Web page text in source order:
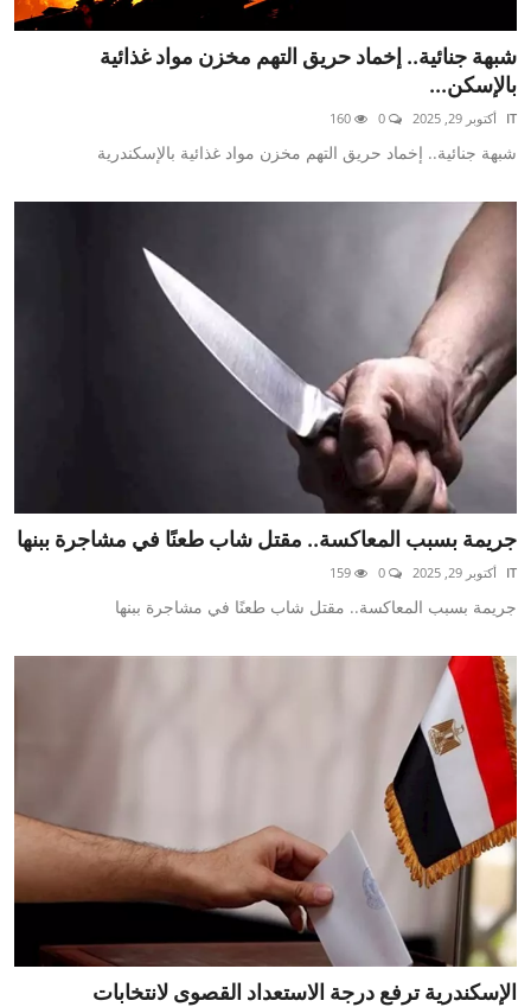
شبهة جنائية.. إخماد حريق التهم مخزن مواد غذائية
بالإسكن...
IT أكتوبر 29, 2025
شبهة جنائية.. إخماد حريق التهم مخزن مواد غذائية بالإسكندرية
جريمة بسبب المعاكسة.. مقتل شاب طعنًا في مشاجرة ببنها
IT أكتوبر 29, 2025
جريمة بسبب المعاكسة.. مقتل شاب طعنًا في مشاجرة ببنها
الإسكندرية ترفع درجة الاستعداد القصوى لانتخابات